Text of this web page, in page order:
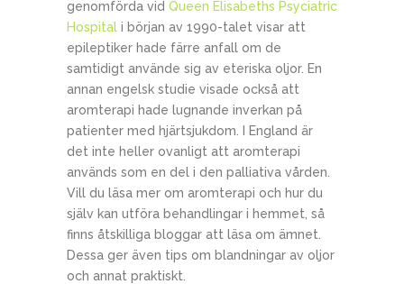
genomförda vid Queen Elisabeths Psyciatric
Hospital i början av 1990-talet visar att
epileptiker hade färre anfall om de
samtidigt använde sig av eteriska oljor. En
annan engelsk studie visade också att
aromterapi hade lugnande inverkan på
patienter med hjärtsjukdom. I England är
det inte heller ovanligt att aromterapi
används som en del i den palliativa vården.
Vill du läsa mer om aromterapi och hur du
själv kan utföra behandlingar i hemmet, så
finns åtskilliga bloggar att läsa om ämnet.
Dessa ger även tips om blandningar av oljor
och annat praktiskt.